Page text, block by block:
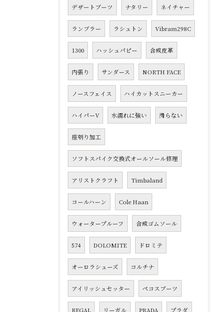
デザートブーツ ナタリー ネイチャー
ランブラー ラシュトン Vibram298C
1300 ハッシュパピー 合成皮革
内張り サンダース NORTH FACE
ノースフェイス ハイカットスニーカー
ハイパーV 水濡れに強い 滑らない
座刳り加工
ソフトスパイク交換式オールソール修理
アリストクラフト Timbaland
コールハーン Cole Haan
ウォータープルーフ 合成ゴムソール
574 DOLOMITE ドロミテ
オーロラシューズ コルチナ
アイリッシュセッター ペコスブーツ
REGAL リーガル PRADA プラダ